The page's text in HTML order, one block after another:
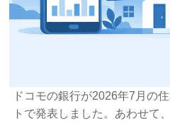
ドコモの銀行が2026年7月の
トで発表しました。あわせて